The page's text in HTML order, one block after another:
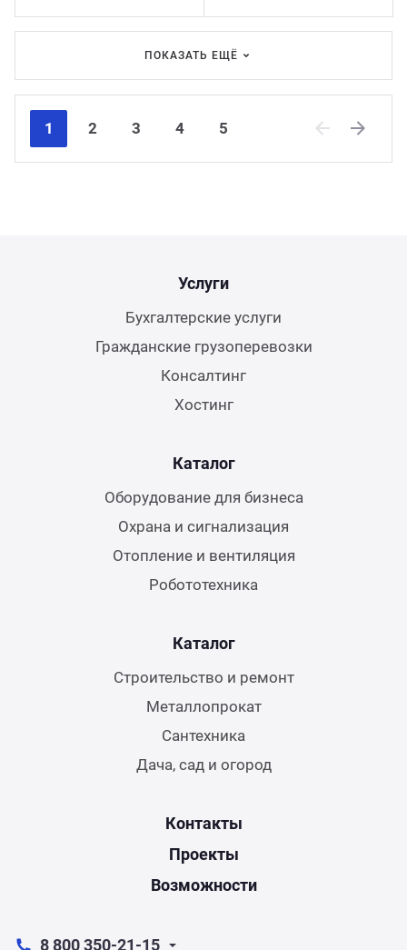
ПОКАЗАТЬ ЕЩЁ
1 2 3 4
5
Услуги
Бухгалтерские услуги
Гражданские грузоперевозки
Консалтинг
Хостинг
Каталог
Оборудование для бизнеса
Охрана и сигнализация
Отопление и вентиляция
Робототехника
Каталог
Строительство и ремонт
Металлопрокат
Сантехника
Дача, сад и огород
Контакты
Проекты
Возможности
8 800 350-21-15